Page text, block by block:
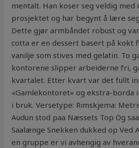
mentalt. Han koser seg veldig med
prosjektet og har begynt å lære
Dette gjør armbåndet robust og
cotta er en dessert basert på kokt
vanilje som stives med gelatin. To
kontorene slipper arbeiderne fri,
kvartalet. Etter kvart var det fullt
«Gamlekontoret» og ekstra-borda
i bruk. Versetype: Rimskjema:
Audun stod paa Næssets Top Og
Saalænge Snekken dukked op Ved
en gruppe er vi avhengig av